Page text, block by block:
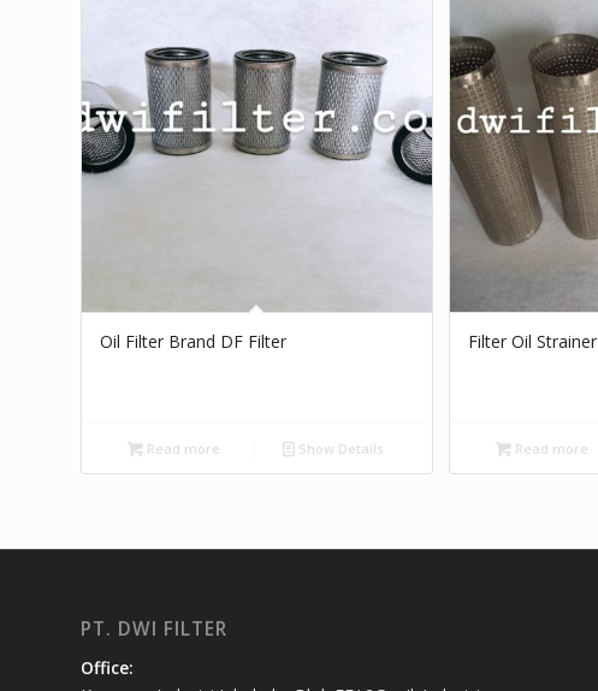
Oil Filter Brand DF Filter
Read more Show Details
Filter Oil Strainer
Read more
PT. DWI FILTER
Office: